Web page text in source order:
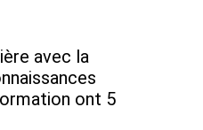
avec la
ont 5